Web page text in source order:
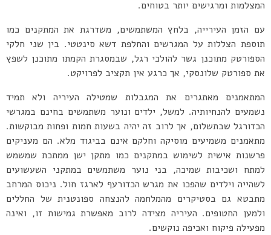
המצלמות ומרגישים יותר בטוחים.
עם הזמן העירייה, בלחץ המשתמשים, משדרגת את המתקנים כמו
תוספת הצללות על המגרשים והחלפת דשא סינטטי. בין שני חלקי
הספורטק מתוכנן גשר להולכי רגל, שבמסגרת הקמתו מתוכנן לשפץ
את ספורטק שלונסקי, אך כרגע אין תקציב לפרויקט.
המתאמנים מאתגרים את המגבלות שמטילה העיריה ולא תמיד
נשמעים להנחיותיה. למשל, ילדים ונוער משתמשים בחינם במגרשי
הכדורגל שבתשלום, אך לרוב זה יהיה בשעות חמות ופחות מבוקשות.
מתאמנים משמיעים מוסיקה וחלקם אינם בביגוד מלא. הם מעניקים
פרשנות אישית לשימוש במתקנים כמו מתקן ישן ממתכת שמשמש
למתח ושכיבות שמיכה, בני נוער משתמשים במתקני השעשועים
לשהייה וילדים שהפכו את מגרש הכדורעף לארגז חול. ניכוס המרחב
מתבטא גם בסטיקרים מהמלחמה להנצחה ספונטנית של החללים
ולמען החטופים. העיריה מצידה לרוב מאפשרת גמישות זו, ואינה
מפעילה פיקוח ואכיפה נוקשים.